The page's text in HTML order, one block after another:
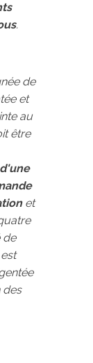
.
de
et
au
être
et
de
des